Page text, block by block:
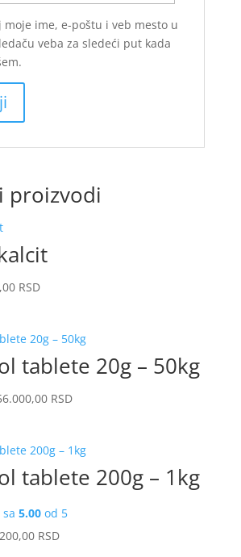
moje ime, e-poštu i veb mesto u
veba za sledeći put kada
proizvodi
RSDTrenutna
600,00
RSD.
tablete 20g – 50kg
RSDTrenutna
56.000,00
RSD.
tablete 200g – 1kg
5.00od 5
RSDTrenutna